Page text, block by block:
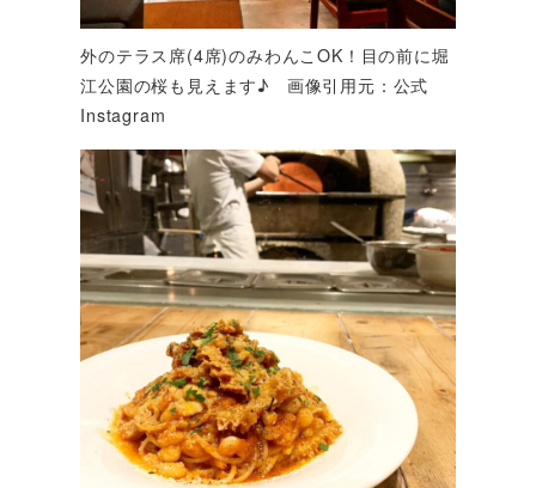
外のテラス席(4席)のみわんこOK！目の前に堀
江公園の桜も見えます♪ 画像引用元：公式
Instagram